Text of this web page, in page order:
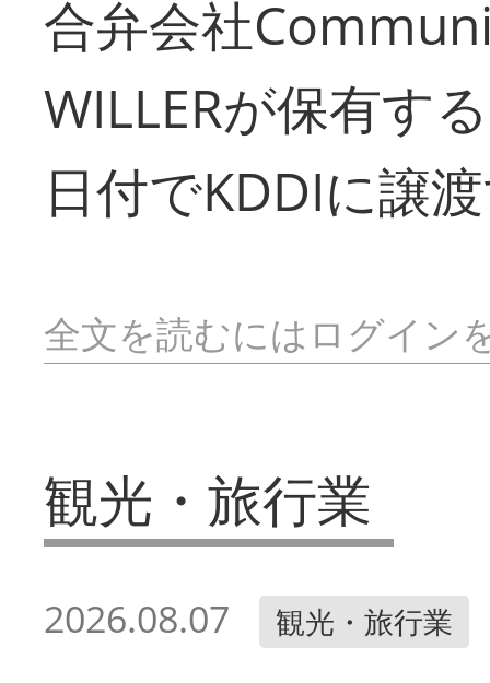
合弁会社
WILLERが保有す
日付でKDDIに譲
全文を読むにはログイン
観光・旅行業
2026.08.07 観光・旅行業